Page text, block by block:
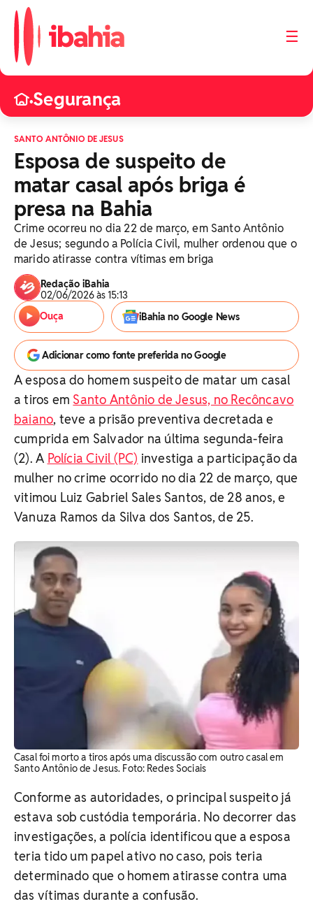
☰
•Segurança
SANTO ANTÔNIO DE JESUS
Esposa de suspeito de
matar casal após briga é
presa na Bahia
Crime ocorreu no dia 22 de março, em Santo Antônio
de Jesus; segundo a Polícia Civil, mulher ordenou que o
marido atirasse contra vítimas em briga
Redação iBahia
02/06/2026 às 15:13
Ouça
iBahia no Google News
Adicionar como fonte preferida no Google
A esposa do homem suspeito de matar um casal
a tiros em Santo Antônio de Jesus, no Recôncavo
baiano, teve a prisão preventiva decretada e
cumprida em Salvador na última segunda-feira
(2). A Polícia Civil (PC) investiga a participação da
mulher no crime ocorrido no dia 22 de março, que
vitimou Luiz Gabriel Sales Santos, de 28 anos, e
Vanuza Ramos da Silva dos Santos, de 25.
Casal foi morto a tiros após uma discussão com outro casal em
Santo Antônio de Jesus. Foto: Redes Sociais
Conforme as autoridades, o principal suspeito já
estava sob custódia temporária. No decorrer das
investigações, a polícia identificou que a esposa
teria tido um papel ativo no caso, pois teria
determinado que o homem atirasse contra uma
das vítimas durante a confusão.